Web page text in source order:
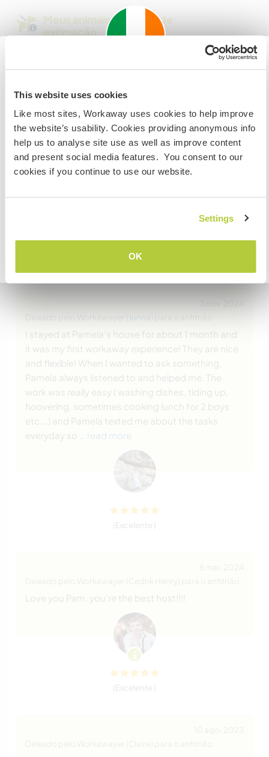
This website uses cookies
Like most sites, Workaway uses cookies to help improve
the website’s usability. Cookies providing anonymous info
help us to analyse site use as well as improve content
and present social media features. You consent to our
cookies if you continue to use our website.
Settings
OK
Meus animais / animais de
estimação
Segurança do site
Converse com Workawayers que já
visitaram este anfitrião
3 nov. 2024
Deixado pelo Workawayer (
Junna ) para o anfitrião
I stayed at Pamela's house for about 1 month and
it was my first workaway experience! They are nice
and flexible! When I wanted to ask something,
Pamela always listened to and helped me. The
work was really easy ( washing dishes, tiding up,
hoovering, sometimes cooking lunch for 2 boys
etc.…) and Pamela texted me about the tasks
everyday so
… read more
(Excelente )
Love you Pam, you're the best host!!!!
(Excelente )
visiting: Ireland
If you are not an Irish Resident, EU Citizen or UK Citizen
and planning to visit Ireland to work, volunteer or study,
YOU WILL NEED THE CORRECT VISA. To find out more
information you need to contact the embassy in your
Voltar para a lista completa de anfitriões